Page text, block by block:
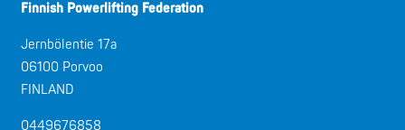
Finnish Powerlifting Federation
Jernbölentie 17a
06100 Porvoo
FINLAND
0449676858